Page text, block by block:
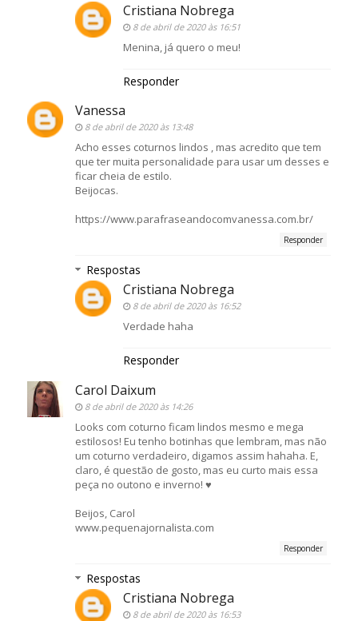
Cristiana Nobrega
8 de abril de 2020 às 16:51
Menina, já quero o meu!
Responder
Vanessa
8 de abril de 2020 às 13:48
Acho esses coturnos lindos , mas acredito que tem
que ter muita personalidade para usar um desses e
ficar cheia de estilo.
Beijocas.
https://www.parafraseandocomvanessa.com.br/
Responder
Respostas
Cristiana Nobrega
8 de abril de 2020 às 16:52
Verdade haha
Responder
Carol Daixum
8 de abril de 2020 às 14:26
Looks com coturno ficam lindos mesmo e mega
estilosos! Eu tenho botinhas que lembram, mas não
um coturno verdadeiro, digamos assim hahaha. E,
claro, é questão de gosto, mas eu curto mais essa
peça no outono e inverno! ♥
Beijos, Carol
www.pequenajornalista.com
Responder
Respostas
Cristiana Nobrega
8 de abril de 2020 às 16:53